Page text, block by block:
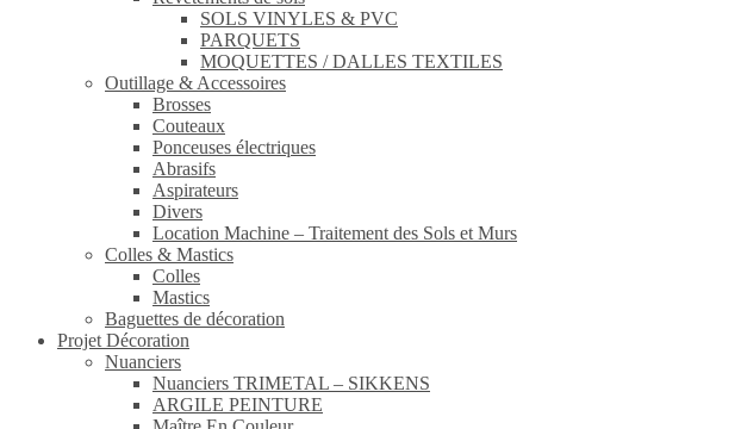
SOLS VINYLES & PVC
PARQUETS
MOQUETTES / DALLES TEXTILES
Outillage & Accessoires
Brosses
Couteaux
Ponceuses électriques
Abrasifs
Aspirateurs
Divers
Location Machine – Traitement des Sols et Murs
Colles & Mastics
Colles
Mastics
Baguettes de décoration
Projet Décoration
Nuanciers
Nuanciers TRIMETAL – SIKKENS
ARGILE PEINTURE